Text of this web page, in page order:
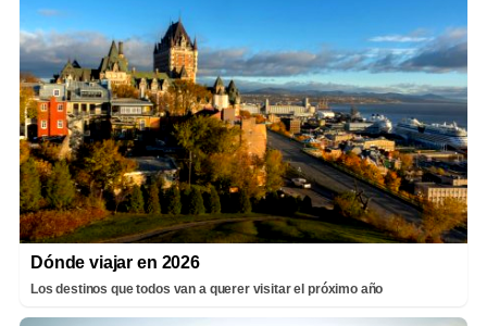
Dónde viajar en 2026
Los destinos que todos van a querer visitar el próximo año